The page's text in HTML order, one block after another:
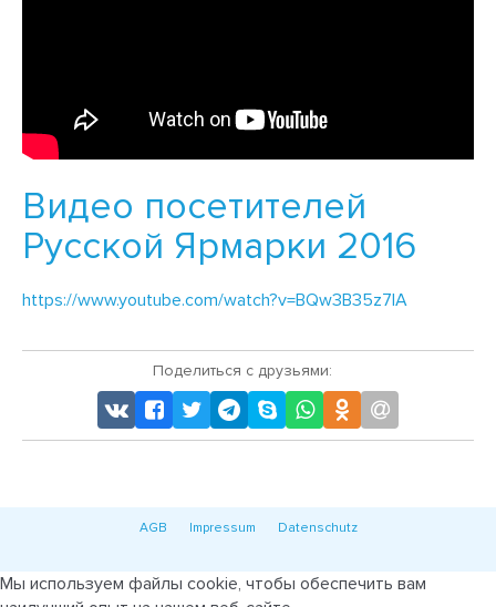
Видео посетителей
Русской Ярмарки 2016
https://www.youtube.com/watch?v=BQw3B35z7IA
Поделиться с друзьями:
AGB Impressum Datenschutz
Мы используем файлы cookie, чтобы обеспечить вам